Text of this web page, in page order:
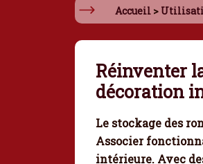
Accueil >
Réinventer
décoration
Le stockage des
Associer
intérieure. Avec